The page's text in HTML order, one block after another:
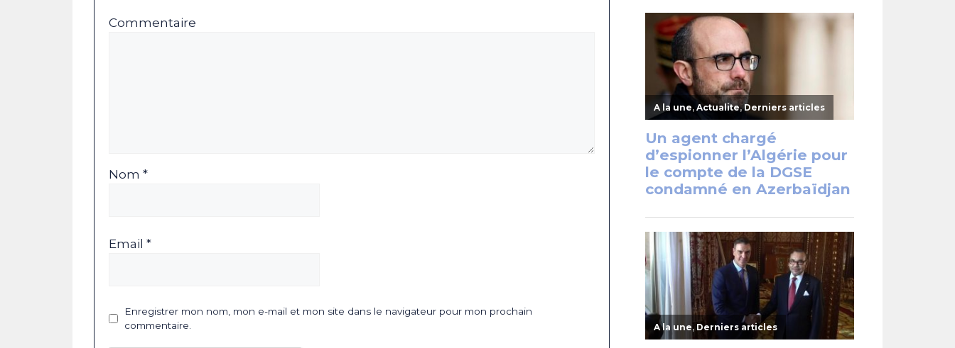
Commentaire
Nom *
Email *
Enregistrer mon nom, mon e-mail et mon site dans le navigateur pour mon prochain
commentaire.